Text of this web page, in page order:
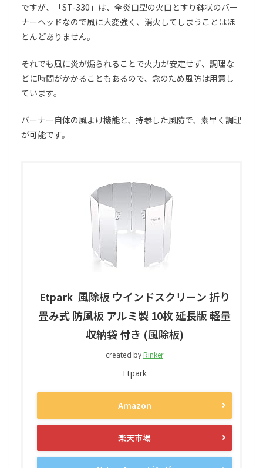
ですが、「ST-330」は、全炎口型の火口とすり鉢状のバー
ナーヘッドなので風に大変強く、消火してしまうことはほ
とんどありません。
それでも風に炎が煽られることで火力が安定せず、調理な
どに時間がかかることもあるので、念のため風防は用意し
ています。
バーナー自体の風よけ機能と、持参した風防で、素早く調理
が可能です。
Etpark 風除板 ウインドスクリーン 折り
畳み式 防風板 アルミ製 10枚 延長版 軽量
収納袋 付き (風除板)
created byRinker
Etpark
Amazon
楽天市場